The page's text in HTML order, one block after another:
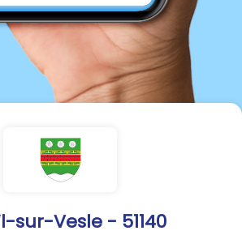
sur-Vesle - 51140